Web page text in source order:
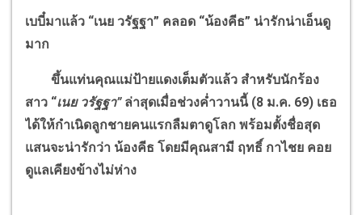
เบบี๋มาแล้ว “เนย วรัฐฐา” คลอด “น้องคีธ” น่ารักน่าเอ็นดู
มาก
ขึ้นแท่นคุณแม่ป้ายแดงเต็มตัวแล้ว สำหรับนักร้อง
สาว “เนย วรัฐฐา”ล่าสุดเมื่อช่วงค่ำวานนี้ (8 ม.ค. 69) เธอ
ได้ให้กำเนิดลูกชายคนแรกลืมตาดูโลก พร้อมตั้งชื่อสุด
แสนจะน่ารักว่า น้องคีธ โดยมีคุณสามี ฤทธิ์ กาไชย คอย
ดูแลเคียงข้างไม่ห่าง